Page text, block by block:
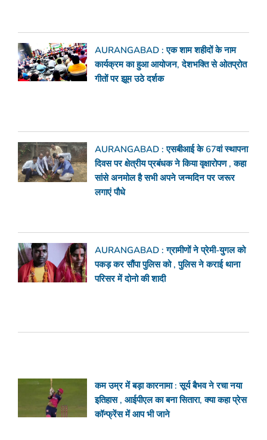
AURANGABAD : एक शाम शहीदों के नाम
कार्यक्रम का हुआ आयोजन, देशभक्ति से ओतप्रोत
गीतों पर झूम उठे दर्शक
AURANGABAD : एसबीआई के 67वां स्थापना
दिवस पर क्षेत्रीय प्रबंधक ने किया वृक्षारोपण , कहा
सांसे अनमोल है सभी अपने जन्मदिन पर जरूर
लगाएं पौधे
AURANGABAD : ग्रामीणों ने प्रेमी-युगल को
पकड़ कर सौंपा पुलिस को , पुलिस ने कराई थाना
परिसर में दोनो की शादी
कम उम्र में बड़ा कारनामा : सूर्य बैभव ने रचा नया
इतिहास , आईपीएल का बना सितारा, क्या कहा प्रेस
कॉन्फ्रेंस में आप भी जाने